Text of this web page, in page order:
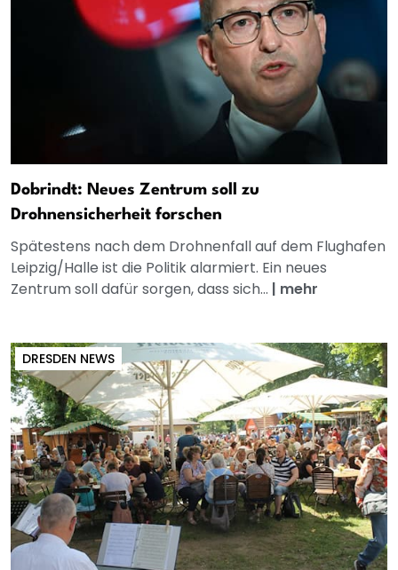
Dobrindt: Neues Zentrum soll zu
Drohnensicherheit forschen
Spätestens nach dem Drohnenfall auf dem Flughafen
Leipzig/Halle ist die Politik alarmiert. Ein neues
Zentrum soll dafür sorgen, dass sich... | mehr
DRESDEN NEWS